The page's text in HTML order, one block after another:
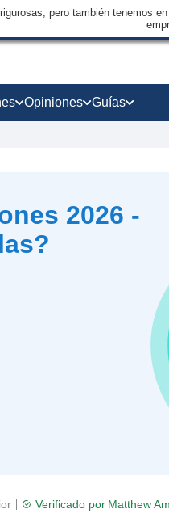
pero también tenemos
Opiniones Guías
2026 -
Verificado por Matthew